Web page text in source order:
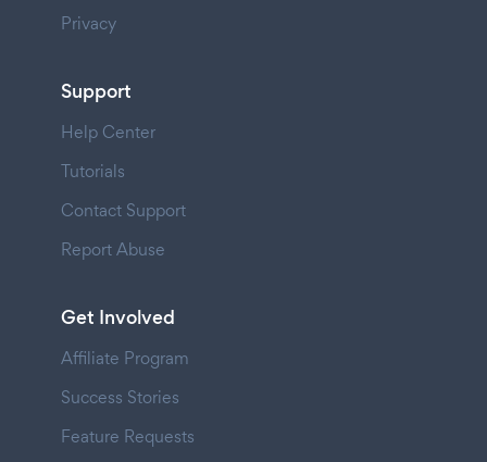
Privacy
Support
Help Center
Tutorials
Contact Support
Report Abuse
Get Involved
Affiliate Program
Success Stories
Feature Requests